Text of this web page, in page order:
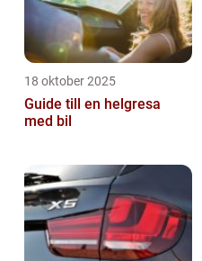
18 oktober 2025
Guide till en helgresa
med bil